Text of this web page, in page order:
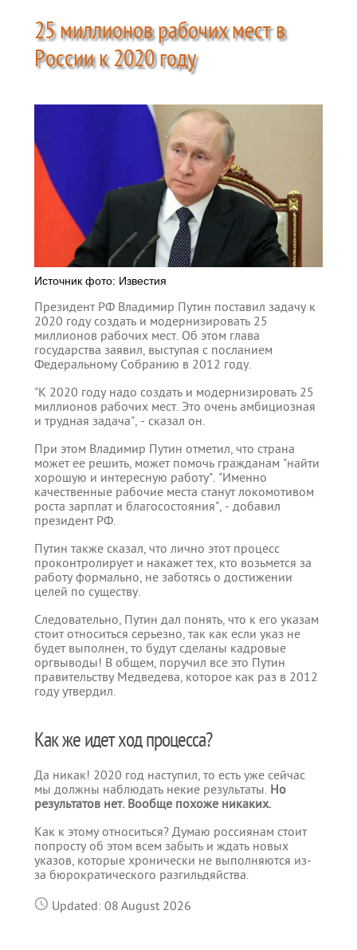
25 миллионов рабочих мест в
России к 2020 году
Источник фото: Известия
Президент РФ Владимир Путин поставил задачу к
2020 году создать и модернизировать 25
миллионов рабочих мест. Об этом глава
государства заявил, выступая с посланием
Федеральному Собранию в 2012 году.
"К 2020 году надо создать и модернизировать 25
миллионов рабочих мест. Это очень амбициозная
и трудная задача", - сказал он.
При этом Владимир Путин отметил, что страна
может ее решить, может помочь гражданам "найти
хорошую и интересную работу". "Именно
качественные рабочие места станут локомотивом
роста зарплат и благосостояния", - добавил
президент РФ.
Путин также сказал, что лично этот процесс
проконтролирует и накажет тех, кто возьмется за
работу формально, не заботясь о достижении
целей по существу.
Следовательно, Путин дал понять, что к его указам
стоит относиться серьезно, так как если указ не
будет выполнен, то будут сделаны кадровые
оргвыводы! В общем, поручил все это Путин
правительству Медведева, которое как раз в 2012
году утвердил.
Как же идет ход процесса?
Да никак! 2020 год наступил, то есть уже сейчас
мы должны наблюдать некие результаты. Но
результатов нет. Вообще похоже никаких.
Как к этому относиться? Думаю россиянам стоит
попросту об этом всем забыть и ждать новых
указов, которые хронически не выполняются из-
за бюрократического разгильдяйства.
Updated: 08 August 2026